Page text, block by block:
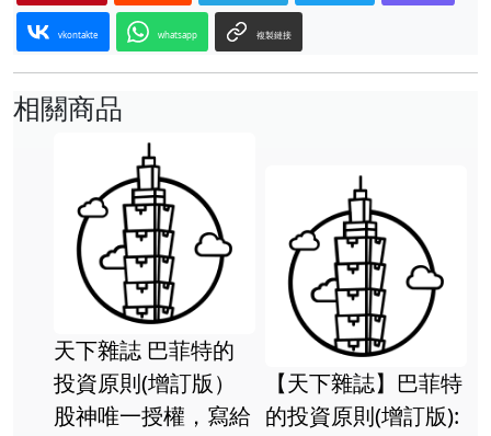
vkontakte whatsapp 複製鏈接
相關商品
誌】巴菲特
則(增訂版):
工筆新經典──孫震
生‧天界之境/陳川主
編
最有力量
術天才經
David